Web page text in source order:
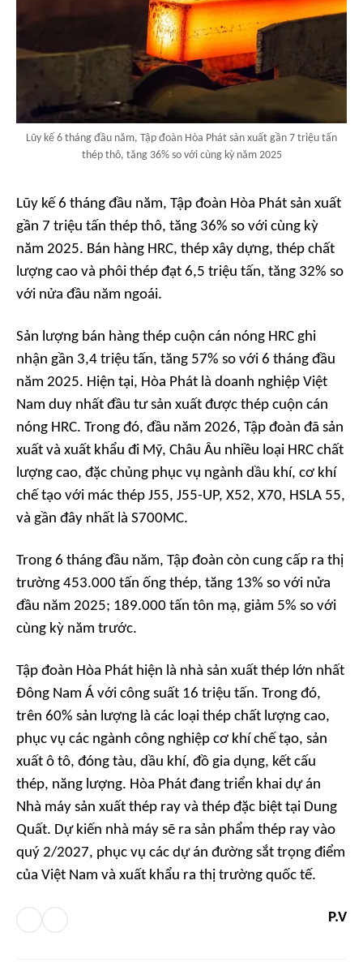
Lũy kế 6 tháng đầu năm, Tập đoàn Hòa Phát sản xuất gần 7 triệu tấn
thép thô, tăng 36% so với cùng kỳ năm 2025
Lũy kế 6 tháng đầu năm, Tập đoàn Hòa Phát sản xuất
gần 7 triệu tấn thép thô, tăng 36% so với cùng kỳ
năm 2025. Bán hàng HRC, thép xây dựng, thép chất
lượng cao và phôi thép đạt 6,5 triệu tấn, tăng 32% so
với nửa đầu năm ngoái.
Sản lượng bán hàng thép cuộn cán nóng HRC ghi
nhận gần 3,4 triệu tấn, tăng 57% so với 6 tháng đầu
năm 2025. Hiện tại, Hòa Phát là doanh nghiệp Việt
Nam duy nhất đầu tư sản xuất được thép cuộn cán
nóng HRC. Trong đó, đầu năm 2026, Tập đoàn đã sản
xuất và xuất khẩu đi Mỹ, Châu Âu nhiều loại HRC chất
lượng cao, đặc chủng phục vụ ngành dầu khí, cơ khí
chế tạo với mác thép J55, J55-UP, X52, X70, HSLA 55,
và gần đây nhất là S700MC.
Trong 6 tháng đầu năm, Tập đoàn còn cung cấp ra thị
trường 453.000 tấn ống thép, tăng 13% so với nửa
đầu năm 2025; 189.000 tấn tôn mạ, giảm 5% so với
cùng kỳ năm trước.
Tập đoàn Hòa Phát hiện là nhà sản xuất thép lớn nhất
Đông Nam Á với công suất 16 triệu tấn. Trong đó,
trên 60% sản lượng là các loại thép chất lượng cao,
phục vụ các ngành công nghiệp cơ khí chế tạo, sản
xuất ô tô, đóng tàu, dầu khí, đồ gia dụng, kết cấu
thép, năng lượng. Hòa Phát đang triển khai dự án
Nhà máy sản xuất thép ray và thép đặc biệt tại Dung
Quất. Dự kiến nhà máy sẽ ra sản phẩm thép ray vào
quý 2/2027, phục vụ các dự án đường sắt trọng điểm
của Việt Nam và xuất khẩu ra thị trường quốc tế.
P.V